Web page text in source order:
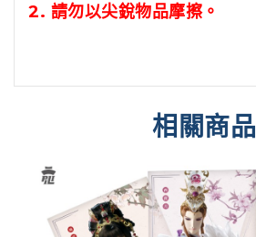
2. 請勿以尖銳物品摩擦。
相關商品